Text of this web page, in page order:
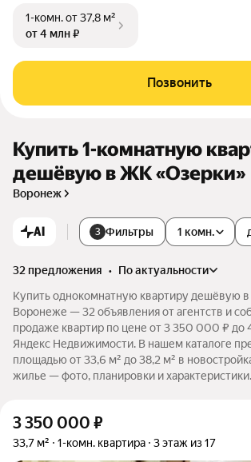
1-комн.от 37,8 м²
от 4 млн ₽
Позвонить
Купить 1-комнатную
дешёвую в ЖК «Озерки»
Воронеж
AI 3 Фильтры 1 комн.
32 предложения •
по актуальности
Купить однокомнатную квартиру дешёвую
Воронеже — 32 объявления от агентств и
продаже квартир по цене от 3 350 000 ₽ до
Яндекс Недвижимости. В нашем каталоге
площадью от 33,6 м² до 38,2 м² в
жилье — фото, планировки и характеристики.
3 350 000 ₽
33,7 м² 1-комн. квартира 3 этаж из 17